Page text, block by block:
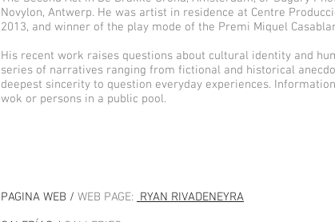
Novylon, Antwerp. He was artist in residence at Centre
2013, and winner of the play mode of the Premi Miquel
His recent work raises questions about cultural identity and
series of narratives ranging from fictional and historical
deepest sincerity to question everyday experiences.
wok or persons in a public pool.
PAGINA WEB / WEB PAGE: RYAN RIVADENEYRA